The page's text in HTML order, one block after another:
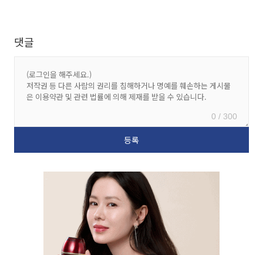
댓글
0 / 300